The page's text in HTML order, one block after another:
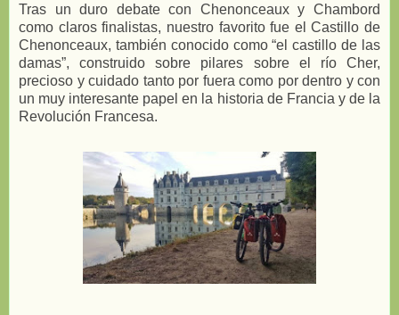
Tras un duro debate con Chenonceaux y Chambord
como claros finalistas, nuestro favorito fue el Castillo de
Chenonceaux, también conocido como “el castillo de las
damas”, construido sobre pilares sobre el río Cher,
precioso y cuidado tanto por fuera como por dentro y con
un muy interesante papel en la historia de Francia y de la
Revolución Francesa.